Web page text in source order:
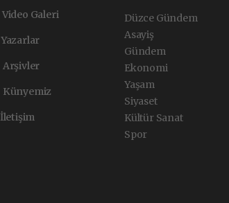
Video Galeri
Yazarlar
Arşivler
Künyemiz
İletişim
Düzce Gündem
Asayiş
Gündem
Ekonomi
Yaşam
Siyaset
Kültür Sanat
Spor